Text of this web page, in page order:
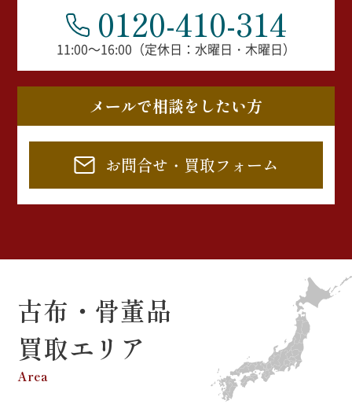
0120-410-314
11:00～16:00（定休日：水曜日・木曜日）
メールで相談をしたい方
お問合せ・買取フォーム
古布・骨董品
買取エリア
Area